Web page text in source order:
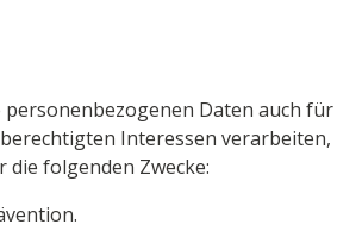
Daten auch für
Interessen verarbeiten,
die folgenden Zwecke: